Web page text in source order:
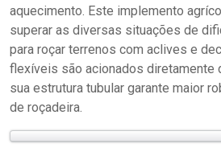
aquecimento. Este implemento
superar as diversas situações de
para roçar terrenos com aclives e
flexíveis são acionados diretamente
sua estrutura tubular garante maior
de roçadeira.